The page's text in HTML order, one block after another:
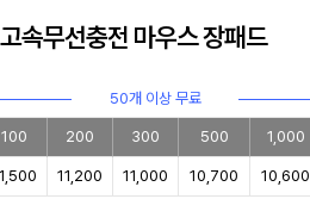
속무선충전 마우스 장패드
50개 이상 무료
100 200 300 500 1,000
11,200 11,000 10,700 10,600